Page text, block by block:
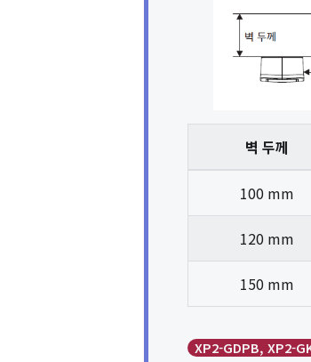
벽 두께
100 mm
120 mm
150 mm
XP2-GDPB, XP2-